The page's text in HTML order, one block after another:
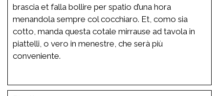
brascia et falla bollire per spatio d’una hora
menandola sempre col cocchiaro. Et, como sia
cotto, manda questa cotale mirrause ad tavola in
piattelli, o vero in menestre, che serà più
conveniente.